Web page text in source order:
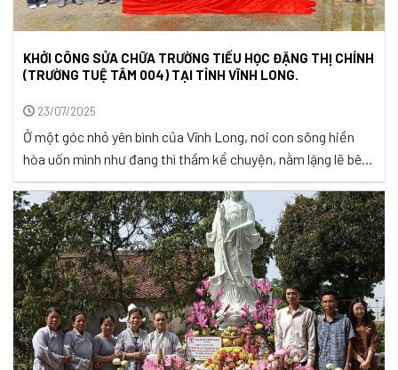
KHỞI CÔNG SỬA CHỮA TRƯỜNG TIỂU HỌC ĐẶNG THỊ CHÍNH
(TRƯỜNG TUỆ TÂM 004) TẠI TỈNH VĨNH LONG.
23/07/2025
Ở một góc nhỏ yên bình của Vĩnh Long, nơi con sông hiền
hòa uốn mình như đang thì thầm kể chuyện, nằm lặng lẽ bên
dòng kênh nhỏ tại ấp Phú Ân, xã Trung Ngãi, trường Tiểu
học Đặng Thị Chính đầy yên bình, và khiêm nhường, đây cũng
là nơi bắt đầu hành ...